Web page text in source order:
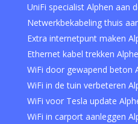
UniFi specialist Alphen aan
Netwerkbekabeling thuis
Extra internetpunt maken
Ethernet kabel trekken
WiFi door gewapend beton
WiFi in de tuin verbeteren
WiFi voor Tesla update
WiFi in carport aanleggen